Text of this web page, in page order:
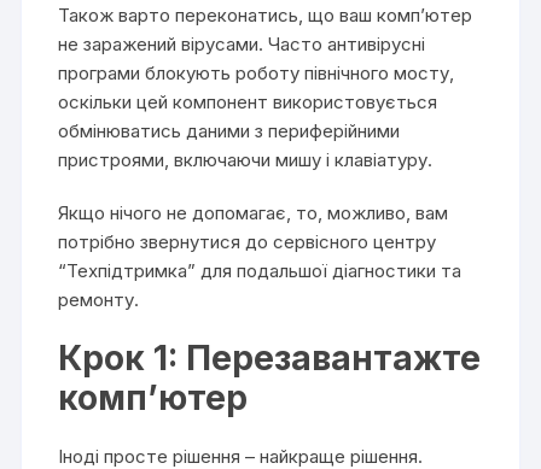
Також варто переконатись, що ваш комп’ютер
не заражений вірусами. Часто антивірусні
програми блокують роботу північного мосту,
оскільки цей компонент використовується
обмінюватись даними з периферійними
пристроями, включаючи мишу і клавіатуру.
Якщо нічого не допомагає, то, можливо, вам
потрібно звернутися до сервісного центру
“Техпідтримка” для подальшої діагностики та
ремонту.
Крок 1: Перезавантажте
комп’ютер
Іноді просте рішення – найкраще рішення.